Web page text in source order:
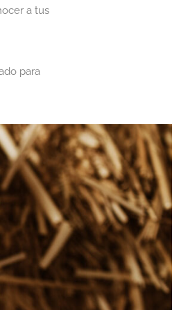
a tus
para